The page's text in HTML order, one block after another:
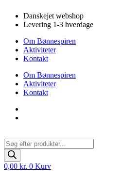
indhold
Danskejet webshop
Levering 1-3 hverdage
Om Bønnespiren
Aktiviteter
Kontakt
Om Bønnespiren
Aktiviteter
Kontakt
Products
search
0,00 kr. 0 Kurv